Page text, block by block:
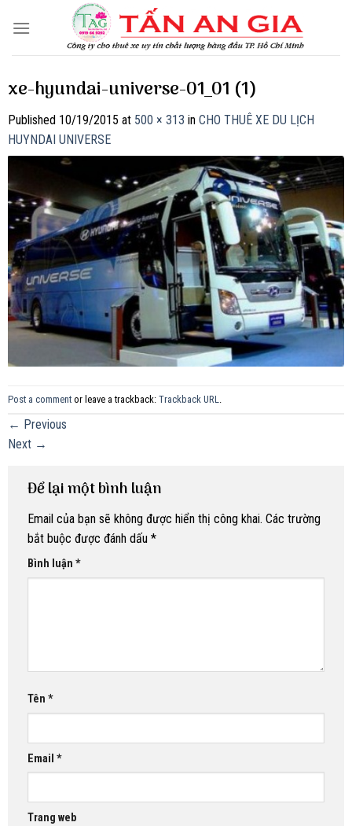
xe-hyundai-universe-01_01 (1)
Published 10/19/2015 at 500 × 313 in CHO THUÊ XE DU LỊCH
HUYNDAI UNIVERSE
Post a comment or leave a trackback: Trackback URL
← Previous
Next →
Để lại một bình luận
Email của bạn sẽ không được hiển thị công khai. Các trường
bắt buộc được đánh dấu *
Bình luận *
Tên *
Email *
Trang web